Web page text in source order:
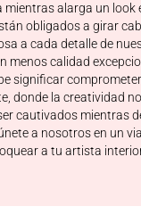
alarga un
obligados a girar
a cada detalle de
menos calidad
significar
donde la creatividad
cautivados mientras
a nosotros en un
a tu artista